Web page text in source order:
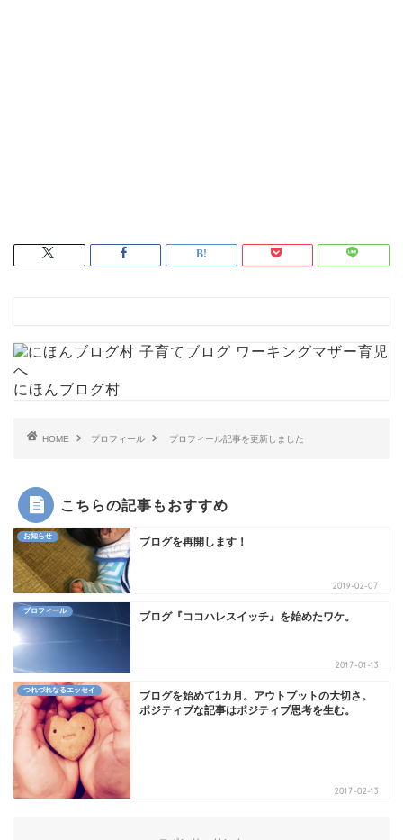
にほんブログ村
HOME プロフィール プロフィール記事を更新しました
こちらの記事もおすすめ
お知らせ ブログを再開します！
2019-02-07
プロフィール ブログ『ココハレスイッチ』を始めたワケ。
2017-01-13
つれづれなるエッセイ
ブログを始めて1カ月。アウトプットの大切さ。
ポジティブな記事はポジティブ思考を生む。
2017-02-13